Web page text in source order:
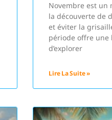
Novembre est un
la découverte de
et éviter la
période offre
d’explorer
Lire La Suite »